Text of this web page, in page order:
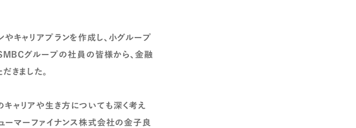
キャリアプランを作成し、小グループ
SMBCグループの社員の皆様から、金融
きました。
ャリアや生き方についても深く考え
ーマーファイナンス株式会社の金子良